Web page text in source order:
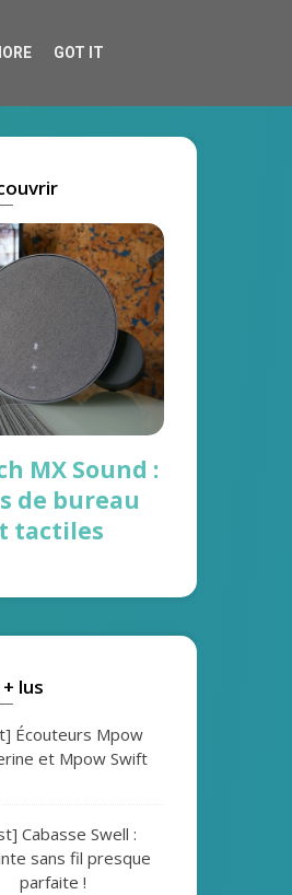
On recrute !
MX Sound :
de bureau
tactiles
lus
Écouteurs Mpow
et Mpow Swift
Cabasse Swell :
sans fil presque
parfaite !
GOT IT